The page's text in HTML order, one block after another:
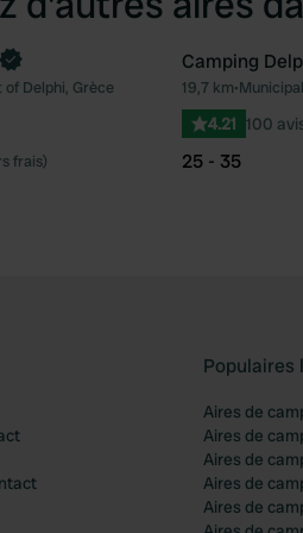
Préféré
Delphi, Grèce
frais)
Camping
19,7 km•
4.21 100
25 - 35
Populaires
Aires de
Aires de
Aires de
Aires de
Aires de